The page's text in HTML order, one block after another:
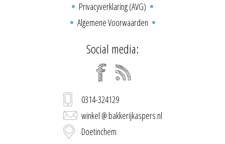
Privacyverklaring (AVG)
Algemene Voorwaarden
Social media:
0314-324129
winkel @ bakkerijkaspers.nl
Doetinchem